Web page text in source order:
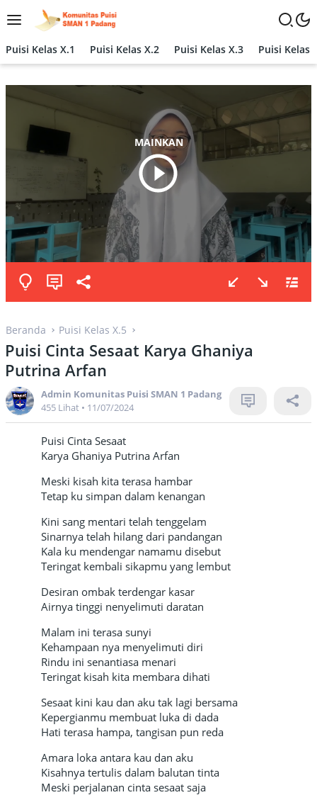
Langsung
ke
Puisi Kelas X.1
Puisi Kelas X.2 Puisi Kelas X.3 Puisi Kelas
MAINKAN
Beranda Puisi Kelas X.5
Puisi Cinta Sesaat Karya Ghaniya
Putrina Arfan
Admin Komunitas Puisi SMAN 1 Padang
455 Lihat • 11/07/2024
Puisi Cinta Sesaat
Karya Ghaniya Putrina Arfan
Meski kisah kita terasa hambar
Tetap ku simpan dalam kenangan
Kini sang mentari telah tenggelam
Sinarnya telah hilang dari pandangan
Kala ku mendengar namamu disebut
Teringat kembali sikapmu yang lembut
Desiran ombak terdengar kasar
Airnya tinggi nenyelimuti daratan
Malam ini terasa sunyi
Kehampaan nya menyelimuti diri
Rindu ini senantiasa menari
Teringat kisah kita membara dihati
Sesaat kini kau dan aku tak lagi bersama
Kepergianmu membuat luka di dada
Hati terasa hampa, tangisan pun reda
Amara loka antara kau dan aku
Kisahnya tertulis dalam balutan tinta
Meski perjalanan cinta sesaat saja